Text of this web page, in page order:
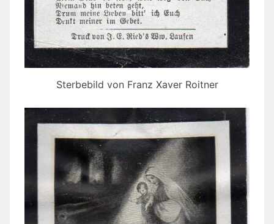
Sterbebild von Franz Xaver Roitner